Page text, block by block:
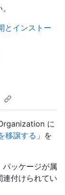
とインストー
に
移譲する 」を
ッケージが属
付けられてい